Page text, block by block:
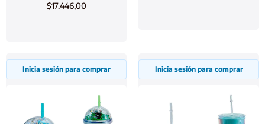
$17.446,00
Inicia sesión para comprar Inicia sesión para comprar